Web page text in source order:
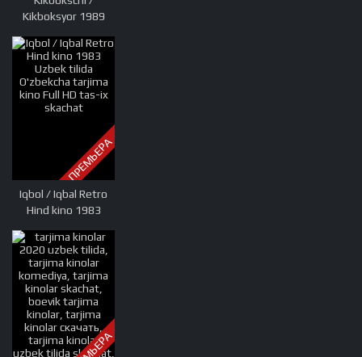
Kikboksyor 1989
O'zbekcha tarjima
kino Full HD tas-ix
skachat
ПРЕМЬЕРА
Iqbol / Iqbal Retro
Hind kino 1983
O'zbekcha tarjima
kino Full HD tas-ix
skachat